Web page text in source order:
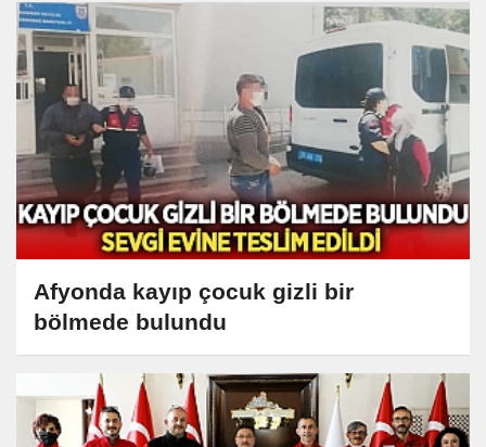
Afyonda kayıp çocuk gizli bir
bölmede bulundu